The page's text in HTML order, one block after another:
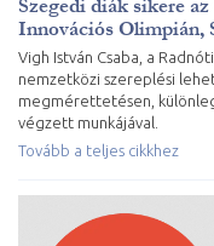
Szegedi diák sikere
Innovációs Olimpián,
Vigh István Csaba, a
nemzetközi szereplési
megmérettetésen,
végzett munkájával.
Tovább a teljes cikkhez